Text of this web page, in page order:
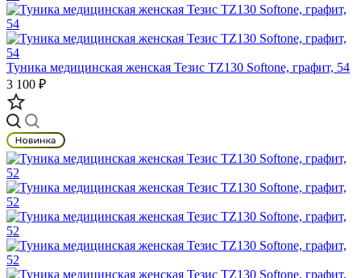
Туника медицинская женская Тезис TZ130 Softone, графит, 54
3 100 ₽